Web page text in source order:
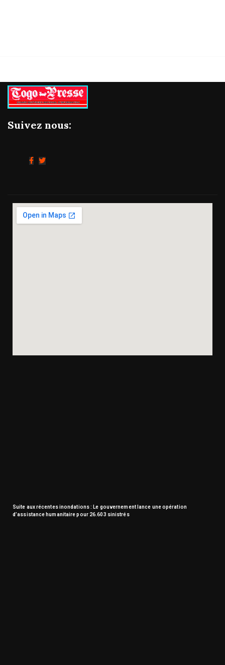
Suivez nous:
Suite aux récentes inondations : Le gouvernement lance une opération
d’assistance humanitaire pour 26.603 sinistrés